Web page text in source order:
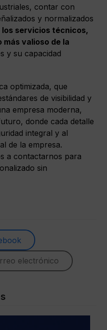
contar con
y normalizados
servicios técnicos,
valioso de la
y su capacidad
optimizada, que
de visibilidad y
empresa moderna,
donde cada detalle
integral y al
de la empresa.
a contactarnos para
sin
electrónico